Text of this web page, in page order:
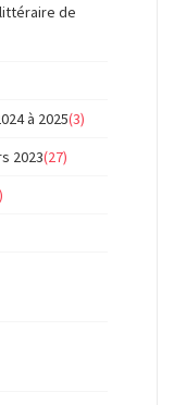
littéraire de
à 2025(3)
2023(27)